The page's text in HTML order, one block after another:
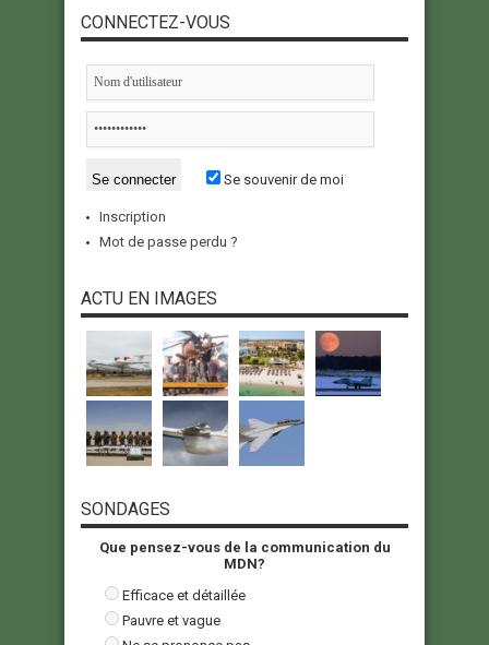
CONNECTEZ-VOUS
Se souvenir de moi
Inscription
Mot de passe perdu ?
ACTU EN IMAGES
SONDAGES
Que pensez-vous de la communication du
MDN?
Efficace et détaillée
Pauvre et vague